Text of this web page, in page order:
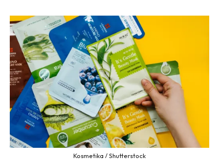
Kosmetika / Shutterstock